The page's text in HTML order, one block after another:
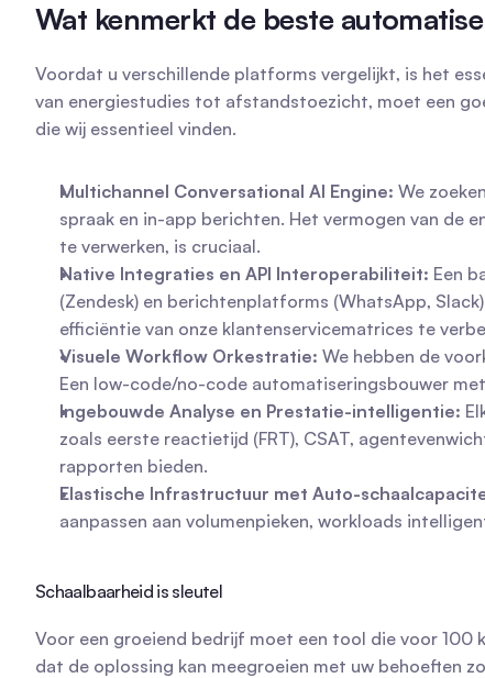
Wat kenmerkt de beste
Voordat u verschillende platforms vergelijkt, is het
van energiestudies tot afstandstoezicht, moet een
die wij essentieel vinden.
Multichannel Conversational AI Engine: We
spraak en in-app berichten. Het vermogen van de
te verwerken, is cruciaal.
Native Integraties en API Interoperabiliteit: Een
(Zendesk) en berichtenplatforms (WhatsApp,
efficiëntie van onze klantenservicematrices te
Visuele Workflow Orkestratie: We hebben de
Een low-code/no-code automatiseringsbouwer
Ingebouwde Analyse en Prestatie-intelligentie:
zoals eerste reactietijd (FRT), CSAT,
rapporten bieden.
Elastische Infrastructuur met Auto-
aanpassen aan volumenpieken, workloads
Schaalbaarheid is sleutel
Voor een groeiend bedrijf moet een tool die voor 100
dat de oplossing kan meegroeien met uw behoeften